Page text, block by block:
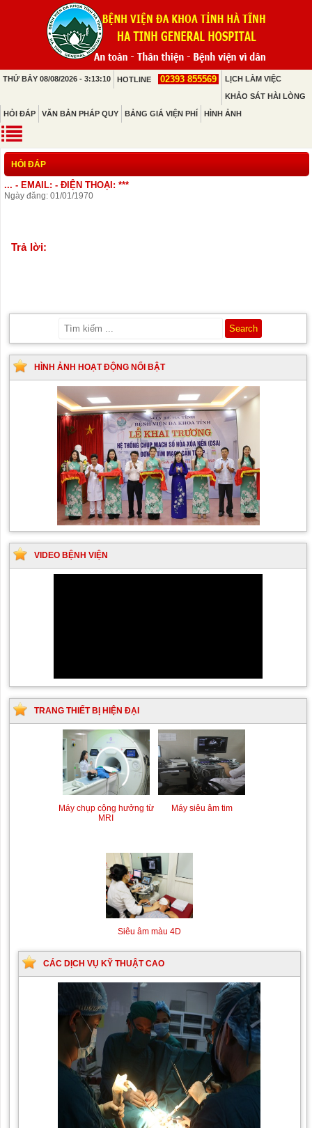
THỨ BẢY 08/08/2026 - 3:13:10 HOTLINE 02393 855569 LỊCH LÀM VIỆC
KHẢO SÁT HÀI LÒNG
HỎI ĐÁP VĂN BẢN PHÁP QUY BẢNG GIÁ VIỆN PHÍ HÌNH ẢNH
HỎI ĐÁP
... - EMAIL: - ĐIỆN THOẠI: ***
Ngày đăng: 01/01/1970
Trả lời:
HÌNH ẢNH HOẠT ĐỘNG NỔI BẬT
VIDEO BỆNH VIỆN
TRANG THIẾT BỊ HIỆN ĐẠI
Máy chụp cộng hưởng từ
MRI
Máy siêu âm tim
Siêu âm màu 4D
CÁC DỊCH VỤ KỸ THUẬT CAO